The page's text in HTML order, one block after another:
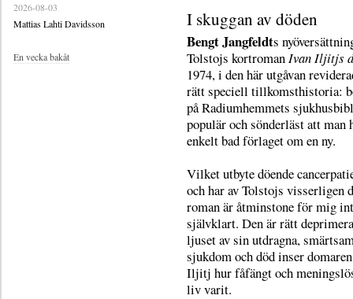
I skuggan av döden
Bengt Jangfeldts
Tolstojs kortroman Ivan Iljitjs
1974, i den här utgåvan
rätt speciell tillkomsthistoria:
på Radiumhemmets
populär och sönderläst att man
enkelt bad förlaget om en ny.
Vilket utbyte döende
och har av Tolstojs visserligen
roman är åtminstone för mig
självklart. Den är rätt
ljuset av sin utdragna,
sjukdom och död inser
Iljitj hur fåfängt och
liv varit.
2026-08-03
Mattias Lahti Davidsson
En vecka bakåt